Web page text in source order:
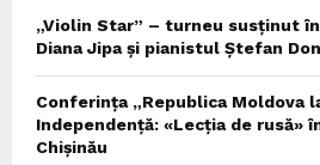
„Violin Star” – turneu susținut
Diana Jipa și pianistul Ștefan
Conferința „Republica Moldova
Independență: «Lecția de rusă»
Chișinău